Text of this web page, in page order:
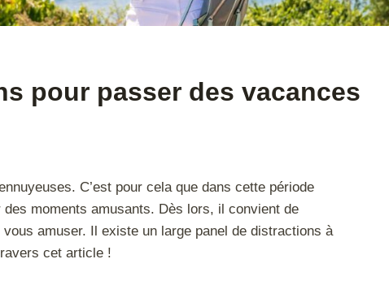
pour passer des vacances
C’est pour cela que dans cette période
moments amusants. Dès lors, il convient de
amuser. Il existe un large panel de distractions à
cet article !